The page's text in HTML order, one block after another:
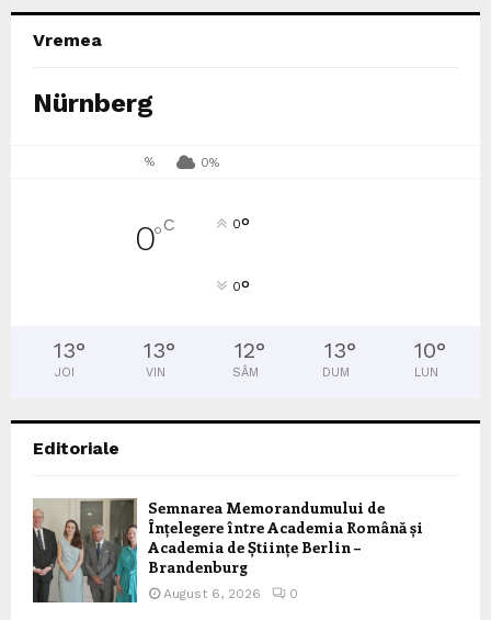
Vremea
Nürnberg
% 0%
0°C 0°
0°
13°
JOI
13°
VIN
12°
SÂM
13°
DUM
10°
LUN
Editoriale
Semnarea Memorandumului de
Înțelegere între Academia Română și
Academia de Științe Berlin –
Brandenburg
August 6, 2026 0